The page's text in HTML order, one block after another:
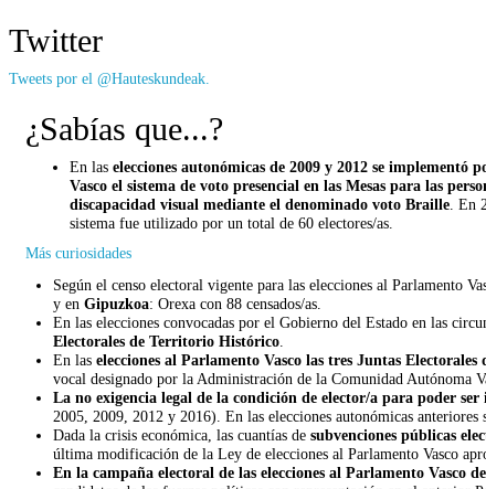
Twitter
Tweets por el @Hauteskundeak.
¿Sabías que...?
En las elecciones autonómicas de 2009 y 2012 se implementó
Vasco el sistema de voto presencial en las Mesas para las
discapacidad visual mediante el denominado voto Braille . En
sistema fue utilizado por un total de 60 electores/as.
Más curiosidades
Según el censo electoral vigente para las elecciones al Parlamento
y en Gipuzkoa: Orexa con 88 censados/as.
En las elecciones convocadas por el Gobierno del Estado en las
Electorales de Territorio Histórico
En las elecciones al Parlamento Vasco las tres Juntas
vocal designado por la Administración de la Comunidad Autónoma
La no exigencia legal de la condición de elector/a para poder
2005, 2009, 2012 y 2016). En las elecciones autonómicas
Dada la crisis económica, las cuantías de subvenciones públicas
última modificación de la Ley de elecciones al Parlamento Vasco
En la campaña electoral de las elecciones al Parlamento Vasco